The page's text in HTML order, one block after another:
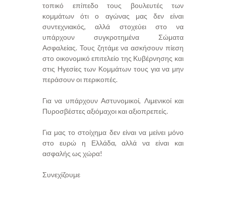
τοπικό επίπεδο τους βουλευτές των
κομμάτων ότι ο αγώνας μας δεν είναι
συντεχνιακός, αλλά στοχεύει στο να
υπάρχουν συγκροτημένα Σώματα
Ασφαλείας. Τους ζητάμε να ασκήσουν πίεση
στο οικονομικό επιτελείο της Κυβέρνησης και
στις Ηγεσίες των Κομμάτων τους για να μην
περάσουν οι περικοπές.
Για να υπάρχουν Αστυνομικοί, Λιμενικοί και
Πυροσβέστες αξιόμαχοι και αξιοπρεπείς.
Για μας το στοίχημα δεν είναι να μείνει μόνο
στο ευρώ η Ελλάδα, αλλά να είναι και
ασφαλής ως χώρα!
Συνεχίζουμε